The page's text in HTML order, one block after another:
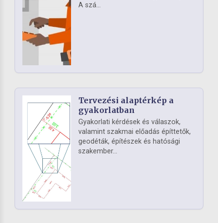
A szá...
Tervezési alaptérkép a
gyakorlatban
Gyakorlati kérdések és válaszok,
valamint szakmai előadás építtetők,
geodéták, építészek és hatósági
szakember...